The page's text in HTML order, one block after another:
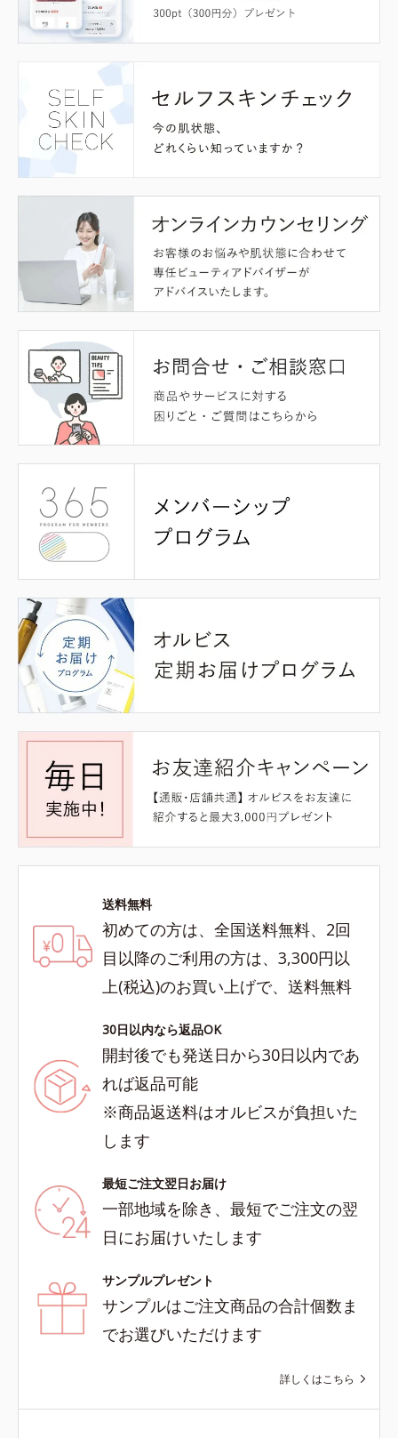
送料無料
初めての方は、全国送料無料、2回
目以降のご利用の方は、3,300円以
上(税込)のお買い上げで、送料無料
30日以内なら返品OK
開封後でも発送日から30日以内であ
れば返品可能
※商品返送料はオルビスが負担いた
します
最短ご注文翌日お届け
一部地域を除き、最短でご注文の翌
日にお届けいたします
サンプルプレゼント
サンプルはご注文商品の合計個数ま
でお選びいただけます
詳しくはこちら